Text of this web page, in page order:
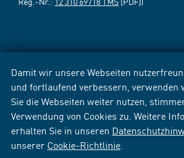
Damit wir unsere Webseiten
und fortlaufend verbessern, verwenden
Sie die Webseiten weiter nutzen,
Verwendung von Cookies zu. Weitere
erhalten Sie in unseren
unserer Cookie-Richtlinie